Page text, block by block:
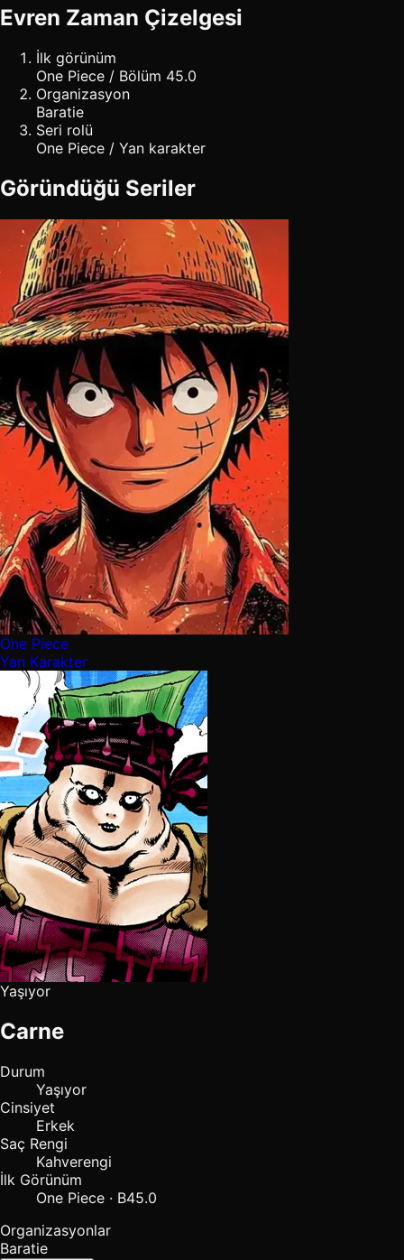
Evren Zaman Çizelgesi
İlk görünüm
One Piece / Bölüm 45.0
Organizasyon
Baratie
Seri rolü
One Piece / Yan karakter
Göründüğü Seriler
One Piece
Yan Karakter
Yaşıyor
Carne
Durum
Yaşıyor
Cinsiyet
Erkek
Saç Rengi
Kahverengi
İlk Görünüm
One Piece · B45.0
Organizasyonlar
Baratie